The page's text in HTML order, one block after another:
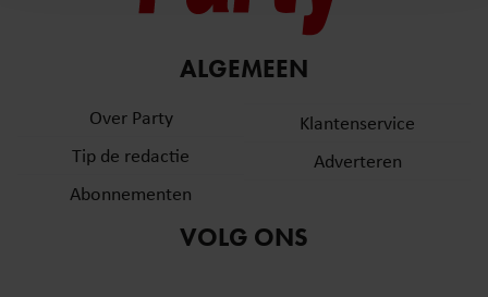
en om ons websiteverkeer te analyseren. Ook delen we
informatie over uw gebruik van onze site met onze
partners voor social media, adverteren en analyse. Deze
informatie die u aan ze heeft verstrekt of die ze hebben
gaat akkoord met onze cookies als u onze website blijft
gebruiken.
ALGEMEEN
Over Party
Tip de redactie
Abonnementen
Klantenservice
Adverteren
VOLG ONS